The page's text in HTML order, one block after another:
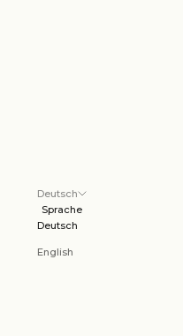
Deutsch
Sprache
Deutsch
English